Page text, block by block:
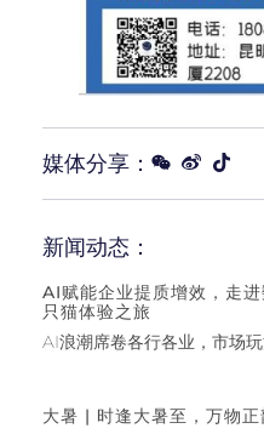
媒体分享：
新闻动态：
AI赋能企业提质增效，走
只猫体验之旅
AI浪潮席卷各行各业，市场
大暑 | 时逢大暑至，万物正